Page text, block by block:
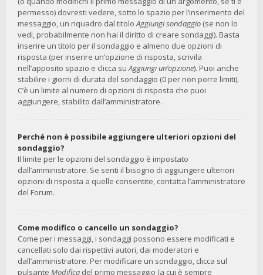
permesso) dovresti vedere, sotto lo spazio per l’inserimento del
messaggio, un riquadro dal titoloAggiungi sondaggio (se non lo
vedi, probabilmente non hai il diritto di creare sondaggi). Basta
inserire un titolo per il sondaggio e almeno due opzioni di
risposta (per inserire un’opzione di risposta, scrivila
nell’apposito spazio e clicca suAggiungi un’opzione). Puoi anche
stabilire i giorni di durata del sondaggio (0 per non porre limiti).
C’è un limite al numero di opzioni di risposta che puoi
aggiungere, stabilito dall’amministratore.
Perché non è possibile aggiungere ulteriori opzioni del
sondaggio?
Il limite per le opzioni del sondaggio è impostato
dall’amministratore. Se senti il bisogno di aggiungere ulteriori
opzioni di risposta a quelle consentite, contatta l’amministratore
del Forum.
Come modifico o cancello un sondaggio?
Come per i messaggi, i sondaggi possono essere modificati e
cancellati solo dai rispettivi autori, dai moderatori e
dall’amministratore. Per modificare un sondaggio, clicca sul
pulsante Modifica del primo messaggio (a cui è sempre